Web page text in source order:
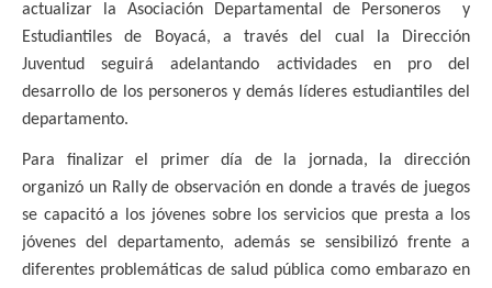
actualizar la Asociación Departamental de Personeros y
Estudiantiles de Boyacá, a través del cual la Dirección
Juventud seguirá adelantando actividades en pro del
desarrollo de los personeros y demás líderes estudiantiles del
departamento.
Para finalizar el primer día de la jornada, la dirección
organizó un Rally de observación en donde a través de juegos
se capacitó a los jóvenes sobre los servicios que presta a los
jóvenes del departamento, además se sensibilizó frente a
diferentes problemáticas de salud pública como embarazo en